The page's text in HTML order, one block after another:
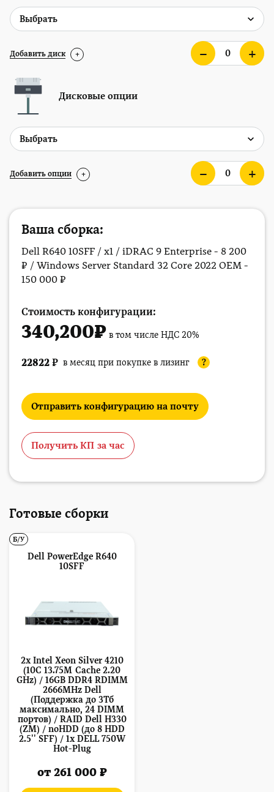
Добавить диск +
Дисковые опции
Добавить опции +
Ваша сборка:
Dell R640 10SFF / x1 / iDRAC 9 Enterprise - 8 200
₽ / Windows Server Standard 32 Core 2022 OEM -
150 000 ₽
Стоимость конфигурации:
340,200₽ в том числе НДС 20%
22822 ₽ в месяц при покупке в лизинг ?
Отправить конфигурацию на почту
Получить КП за час
Готовые сборки
Dell PowerEdge R640
10SFF
2x Intel Xeon Silver 4210
(10C 13.75M Cache 2.20
GHz) / 16GB DDR4 RDIMM
2666MHz Dell
(Поддержка до 3Тб
максимально, 24 DIMM
портов) / RAID Dell H330
(ZM) / noHDD (до 8 HDD
2.5'' SFF) / 1x DELL 750W
Hot-Plug
от 261 000 ₽
Б/У